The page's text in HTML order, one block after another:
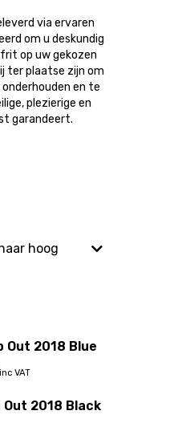
via ervaren
om u deskundig
op uw gekozen
ter plaatse zijn om
en te
plezierige en
garandeert.
Out 2018 Blue
inc VAT
Out 2018 Black